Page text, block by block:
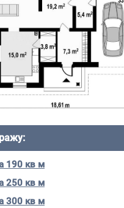
190 кв м
250 кв м
300 кв м